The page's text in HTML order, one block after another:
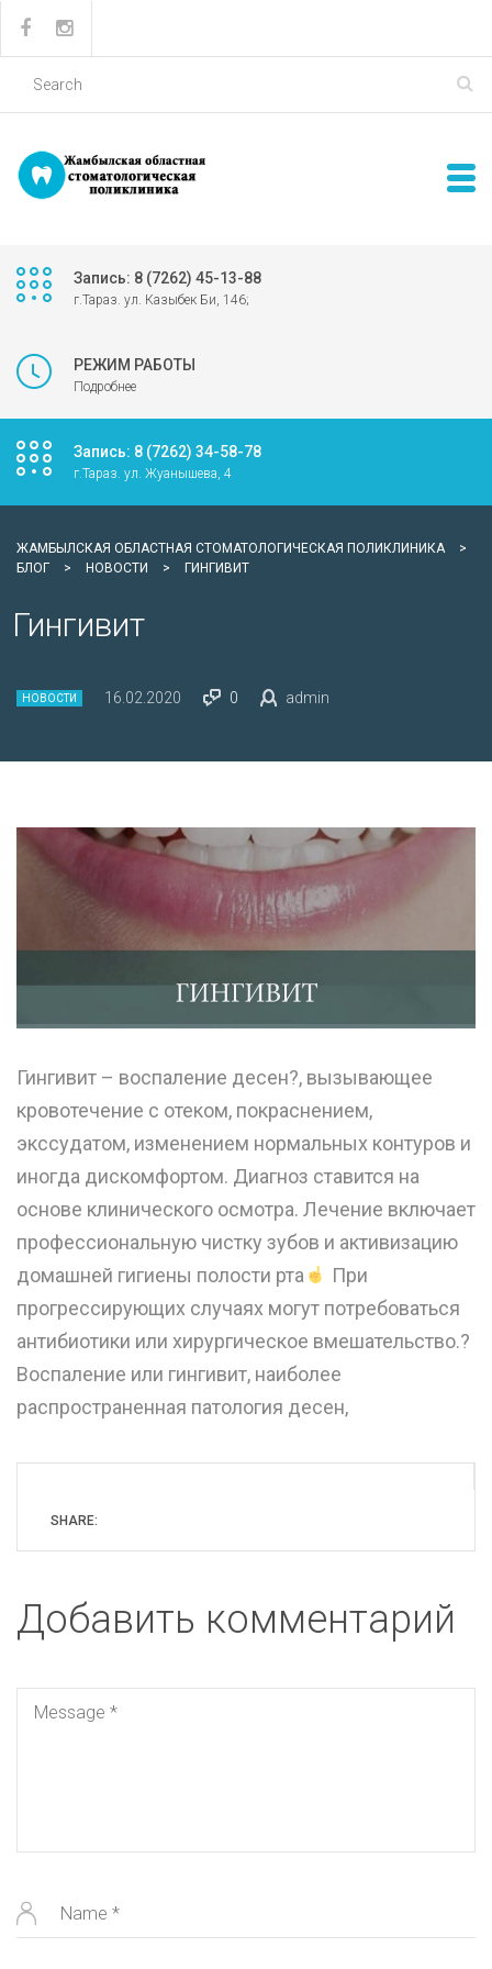
Запись: 8 (7262) 45-13-88
г.Тараз. ул. Казыбек Би, 146;
РЕЖИМ РАБОТЫ
Подробнее
Запись: 8 (7262) 34-58-78
г.Тараз. ул. Жуанышева, 4
ЖАМБЫЛСКАЯ ОБЛАСТНАЯ СТОМАТОЛОГИЧЕСКАЯ ПОЛИКЛИНИКА
>
БЛОГ
> НОВОСТИ > ГИНГИВИТ
Гингивит
НОВОСТИ 16.02.2020 0 admin
Гингивит – воспаление десен?, вызывающее
кровотечение с отеком, покраснением,
экссудатом, изменением нормальных контуров и
иногда дискомфортом. Диагноз ставится на
основе клинического осмотра. Лечение включает
профессиональную чистку зубов и активизацию
домашней гигиены полости рта
При
прогрессирующих случаях могут потребоваться
антибиотики или хирургическое вмешательство.?
Воспаление или гингивит, наиболее
распространенная патология десен,
SHARE:
Добавить комментарий